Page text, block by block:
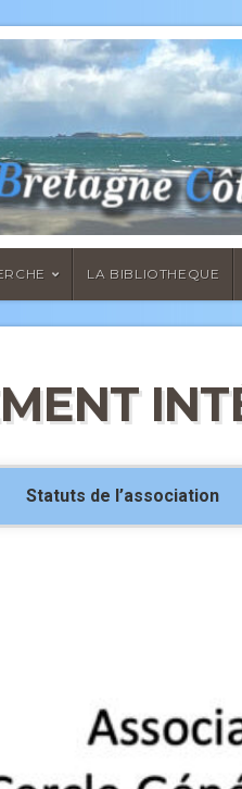
LA BIBLIOTHEQUE
Statuts de l’association